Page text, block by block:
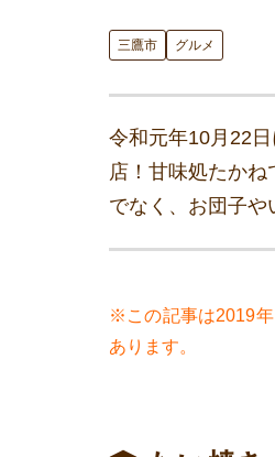
三鷹市 グルメ
令和元年10月22
店！甘味処たか
でなく、お団子や
※この記事は2019
あります。